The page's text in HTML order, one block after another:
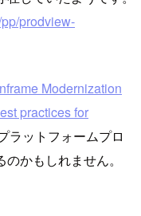
prodview-
Modernization
practices for
ラットフォームプロ
かもしれません。